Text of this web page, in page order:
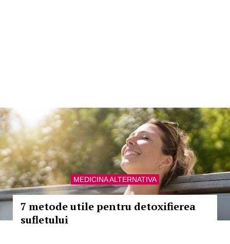
MEDICINA ALTERNATIVA
7 metode utile pentru detoxifierea
sufletului